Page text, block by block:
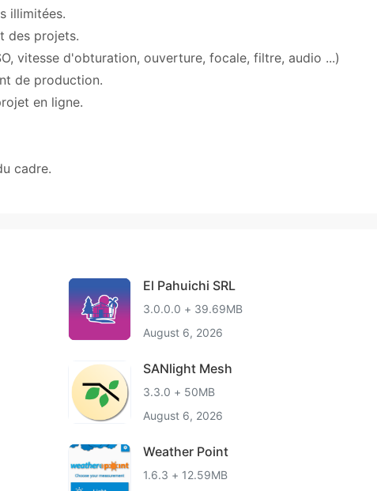
illimitées.
des projets.
vitesse d'obturation, ouverture, focale, filtre, audio ...)
de production.
en ligne.
cadre.
El Pahuichi SRL
3.0.0.0 + 39.69MB
August 6, 2026
SANlight Mesh
3.3.0 + 50MB
August 6, 2026
Weather Point
1.6.3 + 12.59MB